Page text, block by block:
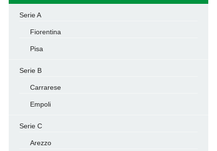
Serie A
Fiorentina
Pisa
Serie B
Carrarese
Empoli
Serie C
Arezzo